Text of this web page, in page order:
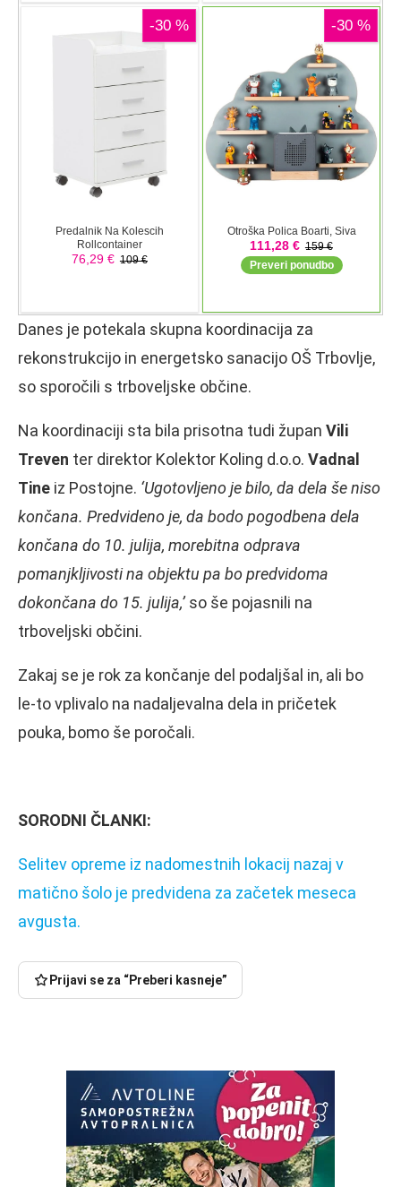
Danes je potekala skupna koordinacija za
rekonstrukcijo in energetsko sanacijo OŠ Trbovlje,
so sporočili s trboveljske občine.
Na koordinaciji sta bila prisotna tudi župan Vili
Treven ter direktor Kolektor Koling d.o.o. Vadnal
Tine iz Postojne. ‘Ugotovljeno je bilo, da dela še niso
končana. Predvideno je, da bodo pogodbena dela
končana do 10. julija, morebitna odprava
pomanjkljivosti na objektu pa bo predvidoma
dokončana do 15. julija,’so še pojasnili na
trboveljski občini.
Zakaj se je rok za končanje del podaljšal in, ali bo
le-to vplivalo na nadaljevalna dela in pričetek
pouka, bomo še poročali.
SORODNI ČLANKI:
Selitev opreme iz nadomestnih lokacij nazaj v
matično šolo je predvidena za začetek meseca
avgusta.
Prijavi se za “Preberi kasneje”